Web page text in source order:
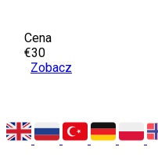
Cena
€30
Zobacz